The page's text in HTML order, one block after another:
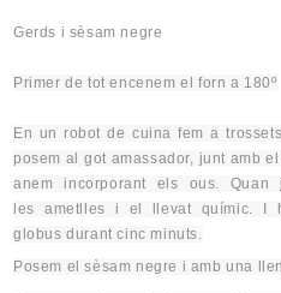
Gerds i sèsam negre
Primer de tot encenem el forn a 180º
En un robot de cuina fem a
posem al got amassador, junt amb
anem incorporant els ous.
les ametlles i el llevat químic. I
globus durant cinc minuts.
Posem el sèsam negre i amb una